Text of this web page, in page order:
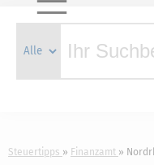
Steuertipps Finanzamt